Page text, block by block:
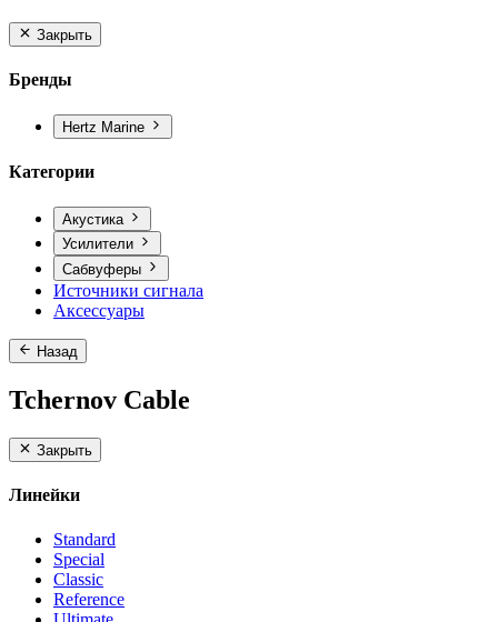
Закрыть
Бренды
Hertz Marine
Категории
Акустика
Усилители
Сабвуферы
Источники сигнала
Аксессуары
Назад
Tchernov Cable
Закрыть
Линейки
Standard
Special
Classic
Reference